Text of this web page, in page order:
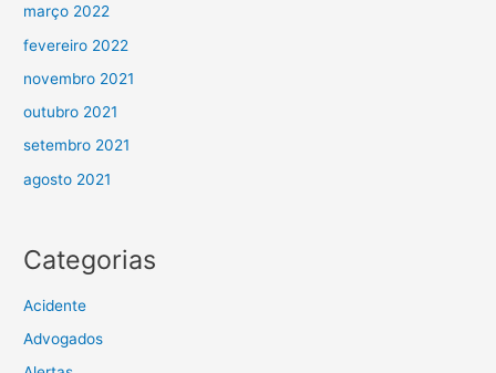
março 2022
fevereiro 2022
novembro 2021
outubro 2021
setembro 2021
agosto 2021
Categorias
Acidente
Advogados